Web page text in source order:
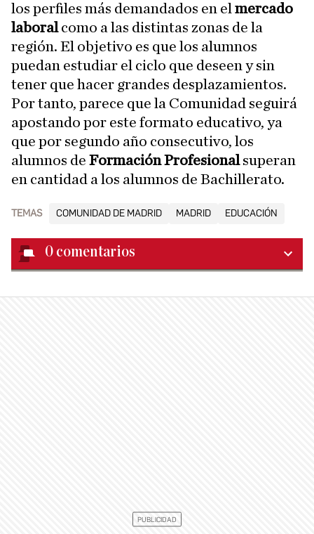
los perfiles más demandados en el mercado
laboralcomo a las distintas zonas de la
región. El objetivo es que los alumnos
puedan estudiar el ciclo que deseen y sin
tener que hacer grandes desplazamientos.
Por tanto, parece que la Comunidad seguirá
apostando por este formato educativo, ya
que por segundo año consecutivo, los
alumnos de Formación Profesionalsuperan
en cantidad a los alumnos de Bachillerato.
TEMAS COMUNIDAD DE MADRID MADRID EDUCACIÓN
0 comentarios